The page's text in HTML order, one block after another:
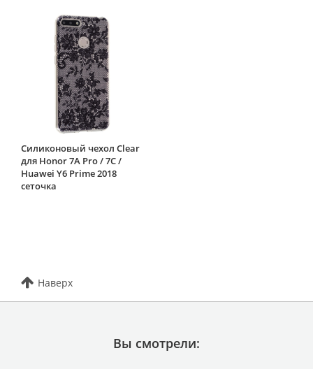
Силиконовый чехол Clear
для Honor 7A Pro / 7C /
Huawei Y6 Prime 2018
сеточка
Наверх
Вы смотрели: